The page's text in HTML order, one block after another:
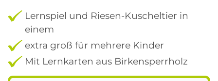
Lernspiel und Riesen-Kuscheltier in
einem
extra groß für mehrere Kinder
Mit Lernkarten aus Birkensperrholz